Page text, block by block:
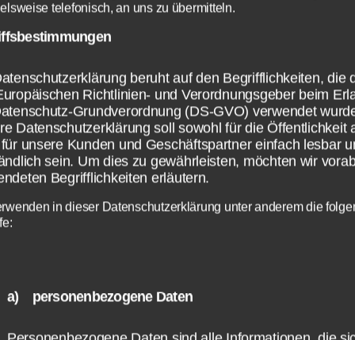
zum Großen Preis der USA 2015 soll
beginnen, wenn es das Wetter zulässt. Das
man nun um 14:45 Uhr mit der
zum Formel 1 Qualifying in
wird.
telefonisch, an uns zu übermitteln.
beruht auf den Begrifflichkeiten, die
Richtlinien- und Verordnungsgeber beim
Grundverordnung (DS-GVO) verwendet
Datenschutzerklärung soll sowohl für die Öffentlichkeit
unsere Kunden und Geschäftspartner einfach lesbar
sein. Um dies zu gewährleisten, möchten wir
Begrifflichkeiten erläutern.
in dieser Datenschutzerklärung unter anderem die
a) personenbezogene Daten